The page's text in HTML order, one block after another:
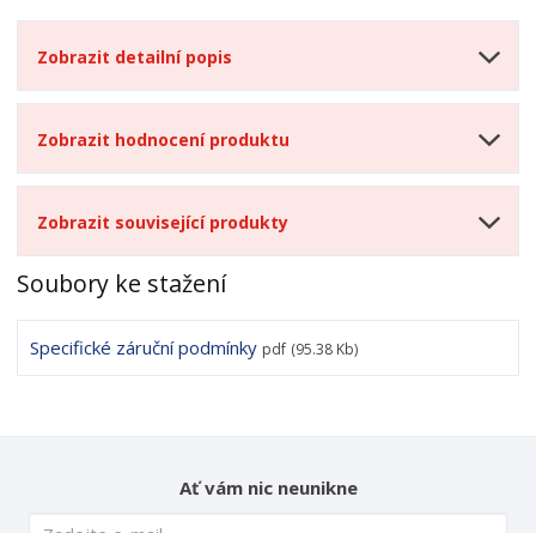
Zobrazit detailní popis
Zobrazit hodnocení produktu
Zobrazit související produkty
Soubory ke stažení
Specifické záruční podmínky pdf (95.38 Kb)
Ať vám nic neunikne